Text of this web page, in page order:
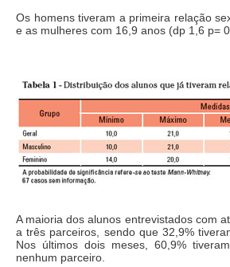
Os homens tiveram a primeira relação
e as mulheres com 16,9 anos (dp 1,6 p=
A maioria dos alunos entrevistados com
a três parceiros, sendo que 32,9%
Nos últimos dois meses, 60,9%
nenhum parceiro.